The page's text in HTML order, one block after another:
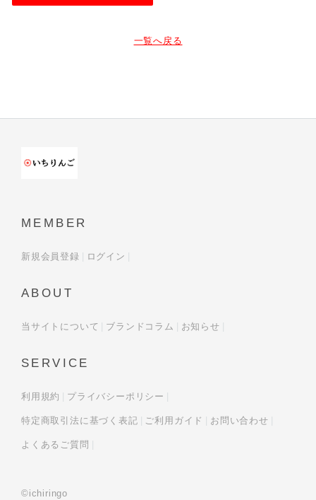
一覧へ戻る
MEMBER
新規会員登録 ログイン
ABOUT
当サイトについて ブランドコラム お知らせ
SERVICE
利用規約 プライバシーポリシー
特定商取引法に基づく表記 ご利用ガイド お問い合わせ
よくあるご質問
©ichiringo